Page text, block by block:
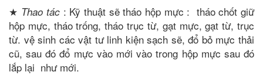
★ Thao tác : Kỹ thuật sẽ tháo hộp mực : tháo chốt giữ
hộp mực, tháo trống, tháo trục từ, gạt mực, gạt từ, trục
từ. vệ sinh các vật tư linh kiện sạch sẽ, đổ bỏ mực thải
cũ, sau đó đổ mực vào mới vào trong hộp mực sau đó
lắp lại như mới.